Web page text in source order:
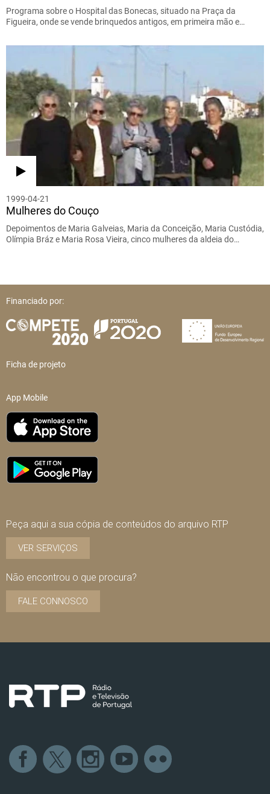
Programa sobre o Hospital das Bonecas, situado na Praça da
Figueira, onde se vende brinquedos antigos, em primeira mão e…
1999-04-21
Mulheres do Couço
Depoimentos de Maria Galveias, Maria da Conceição, Maria Custódia,
Olímpia Bráz e Maria Rosa Vieira, cinco mulheres da aldeia do…
Financiado por:
Ficha de projeto
App Mobile
Peça aqui a sua cópia de conteúdos do arquivo RTP
VER SERVIÇOS
Não encontrou o que procura?
FALE CONNOSCO